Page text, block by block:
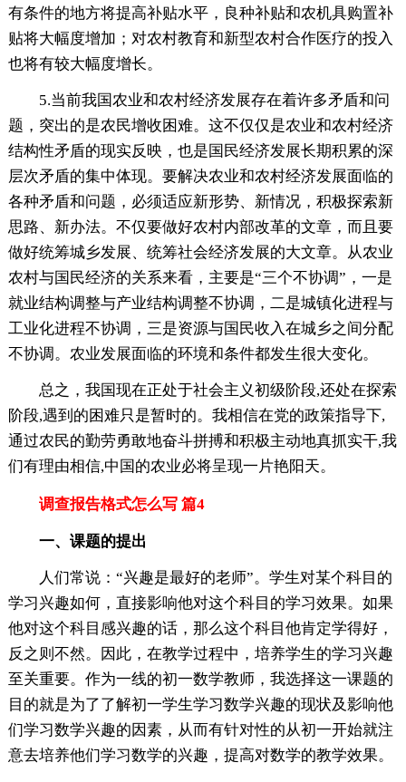
有条件的地方将提高补贴水平，良种补贴和农机具购置补
贴将大幅度增加；对农村教育和新型农村合作医疗的投入
也将有较大幅度增长。
5.当前我国农业和农村经济发展存在着许多矛盾和问
题，突出的是农民增收困难。这不仅仅是农业和农村经济
结构性矛盾的现实反映，也是国民经济发展长期积累的深
层次矛盾的集中体现。要解决农业和农村经济发展面临的
各种矛盾和问题，必须适应新形势、新情况，积极探索新
思路、新办法。不仅要做好农村内部改革的文章，而且要
做好统筹城乡发展、统筹社会经济发展的大文章。从农业
农村与国民经济的关系来看，主要是“三个不协调”，一是
就业结构调整与产业结构调整不协调，二是城镇化进程与
工业化进程不协调，三是资源与国民收入在城乡之间分配
不协调。农业发展面临的环境和条件都发生很大变化。
总之，我国现在正处于社会主义初级阶段,还处在探索
阶段,遇到的困难只是暂时的。我相信在党的政策指导下,
通过农民的勤劳勇敢地奋斗拼搏和积极主动地真抓实干,我
们有理由相信,中国的农业必将呈现一片艳阳天。
调查报告格式怎么写 篇4
一、课题的提出
人们常说：“兴趣是最好的老师”。学生对某个科目的
学习兴趣如何，直接影响他对这个科目的学习效果。如果
他对这个科目感兴趣的话，那么这个科目他肯定学得好，
反之则不然。因此，在教学过程中，培养学生的学习兴趣
至关重要。作为一线的初一数学教师，我选择这一课题的
目的就是为了了解初一学生学习数学兴趣的现状及影响他
们学习数学兴趣的因素，从而有针对性的从初一开始就注
意去培养他们学习数学的兴趣，提高对数学的教学效果。